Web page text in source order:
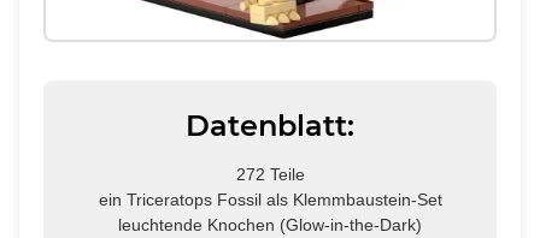
Datenblatt:
272 Teile
ein Triceratops Fossil als Klemmbaustein-Set
leuchtende Knochen (Glow-in-the-Dark)